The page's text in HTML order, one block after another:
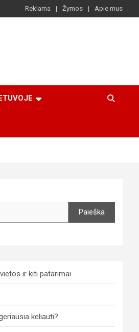
Reklama Žymos Apie mus
Paieška
ir kiti patarimai
keliauti?